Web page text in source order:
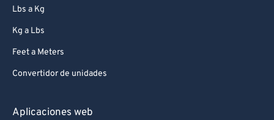
Lbs a Kg
Kg a Lbs
Feet a Meters
Convertidor de unidades
Aplicaciones web